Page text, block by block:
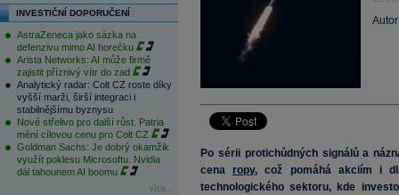
INVESTIČNÍ DOPORUČENÍ
AstraZeneca jako sázka na
defenzivu mimo AI horečku
Arista Networks: AI může firmě
zajistit příznivý vítr do zad
Analytický radar: Colt CZ roste díky
vyšší marži, širší integraci i
stabilnějšímu byznysu
Nové střelivo pro další růst. Patria
mění cílovou cenu pro Colt CZ
Goldman Sachs: Je dobrý okamžik
využít poklesu Microsoftu. Nvidia
dál tahounem AI boomu
více...
Po sérii protichůdných signálů a
cena ropy, což pomáhá akciím i
technologického sektoru, kde